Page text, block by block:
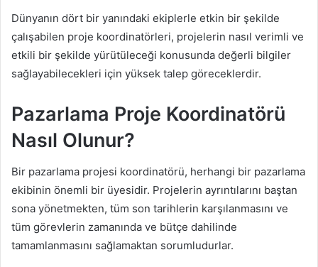
Dünyanın dört bir yanındaki ekiplerle etkin bir şekilde
çalışabilen proje koordinatörleri, projelerin nasıl verimli ve
etkili bir şekilde yürütüleceği konusunda değerli bilgiler
sağlayabilecekleri için yüksek talep göreceklerdir.
Pazarlama Proje Koordinatörü
Nasıl Olunur?
Bir pazarlama projesi koordinatörü, herhangi bir pazarlama
ekibinin önemli bir üyesidir. Projelerin ayrıntılarını baştan
sona yönetmekten, tüm son tarihlerin karşılanmasını ve
tüm görevlerin zamanında ve bütçe dahilinde
tamamlanmasını sağlamaktan sorumludurlar.